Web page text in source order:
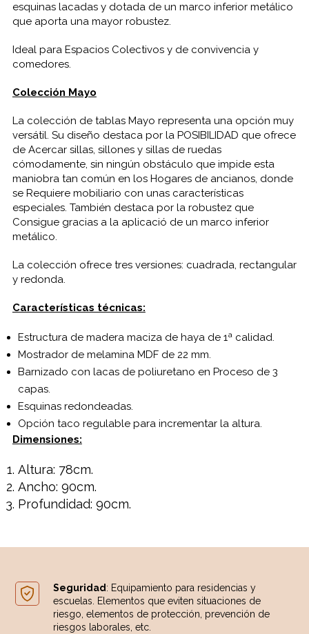
esquinas lacadas y dotada de un marco inferior metálico
que aporta una mayor robustez.
Ideal para Espacios Colectivos y de convivencia y
comedores.
Colección Mayo
La colección de tablas Mayo representa una opción muy
versátil. Su diseño destaca por la POSIBILIDAD que ofrece
de Acercar sillas, sillones y sillas de ruedas
cómodamente, sin ningún obstáculo que impide esta
maniobra tan común en los Hogares de ancianos, donde
se Requiere mobiliario con unas características
especiales. También destaca por la robustez que
Consigue gracias a la aplicació de un marco inferior
metálico.
La colección ofrece tres versiones: cuadrada, rectangular
y redonda.
Características técnicas:
Estructura de madera maciza de haya de 1ª calidad.
Mostrador de melamina MDF de 22 mm.
Barnizado con lacas de poliuretano en Proceso de 3
capas.
Esquinas redondeadas.
Opción taco regulable para incrementar la altura.
Dimensiones:
Altura: 78cm.
Ancho: 90cm.
Profundidad: 90cm.
Seguridad: Equipamiento para residencias y
escuelas. Elementos que eviten situaciones de
riesgo, elementos de protección, prevención de
riesgos laborales, etc.